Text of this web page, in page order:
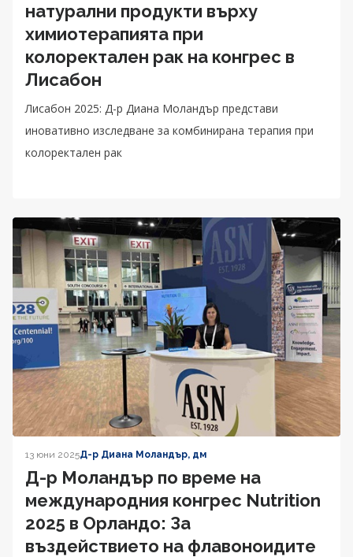
натурални продукти върху
химиотерапията при
колоректален рак на конгрес в
Лисабон
Лисабон 2025: Д-р Диана Моландър представи
иновативно изследване за комбинирана терапия при
колоректален рак
13 юни 2025Д-р Диана Моландър, дм
Д-р Моландър по време на
международния конгрес Nutrition
2025 в Орландо: За
въздействието на флавоноидите